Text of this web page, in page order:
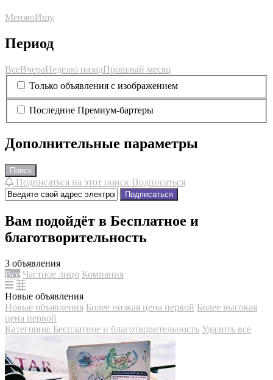
МеняюИщу
Период
ВсеВчераНеделю назадПрошлый месяц
Только объявления с изображением
Последние Премиум-бартеры
Дополнительные параметры
Поиск
Подписаться на этот поиск Подписаться
Подписаться
Вам подойдёт в Бесплатное и
благотворительность
3 объявления
Все Частное лицо Компания
Новые объявления
Новые объявления Более низкая цена первой Более высокая
цена первой
Категория: Бесплатное и благотворительность Удалить все